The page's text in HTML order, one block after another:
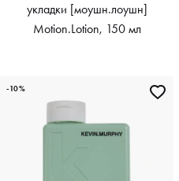
укладки [моушн.лоушн]
Motion.Lotion, 150 мл
-10%